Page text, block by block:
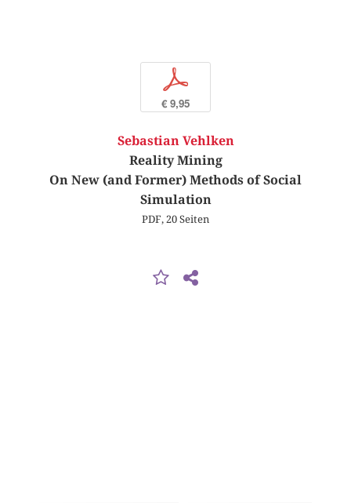
p
€ 9,95
Sebastian Vehlken
Reality Mining
On New (and Former) Methods of Social
Simulation
PDF, 20 Seiten